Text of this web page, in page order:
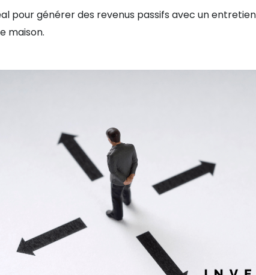
pour générer des revenus passifs avec un
maison.